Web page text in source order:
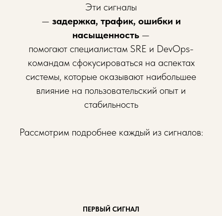
Эти сигналы
— задержка, трафик, ошибки и
насыщенность —
помогают специалистам SRE и DevOps-
командам сфокусироваться на аспектах
системы, которые оказывают наибольшее
влияние на пользовательский опыт и
стабильность
Рассмотрим подробнее каждый из сигналов:
ПЕРВЫЙ СИГНАЛ